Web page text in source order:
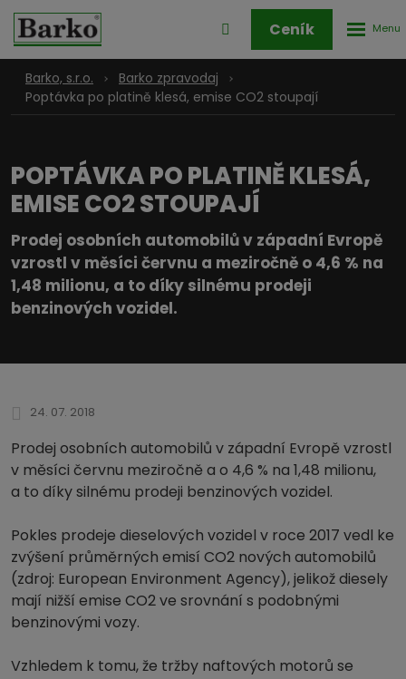
Přihlášení
zóny
Ceník
Barko, s.r.o.
Barko zpravodaj
Poptávka po platině klesá, emise CO2 stoupají
POPTÁVKA PO PLATINĚ KLESÁ,
EMISE CO2 STOUPAJÍ
Prodej osobních automobilů v západní Evropě
vzrostl v měsíci červnu a meziročně o 4,6 % na
1,48 milionu, a to díky silnému prodeji
benzinových vozidel.
24. 07. 2018
Prodej osobních automobilů v západní Evropě vzrostl
v měsíci červnu meziročně a o 4,6 % na 1,48 milionu,
a to díky silnému prodeji benzinových vozidel.
Pokles prodeje dieselových vozidel v roce 2017 vedl ke
zvýšení průměrných emisí CO2 nových automobilů
(zdroj: European Environment Agency), jelikož diesely
mají nižší emise CO2 ve srovnání s podobnými
benzinovými vozy.
Vzhledem k tomu, že tržby naftových motorů se